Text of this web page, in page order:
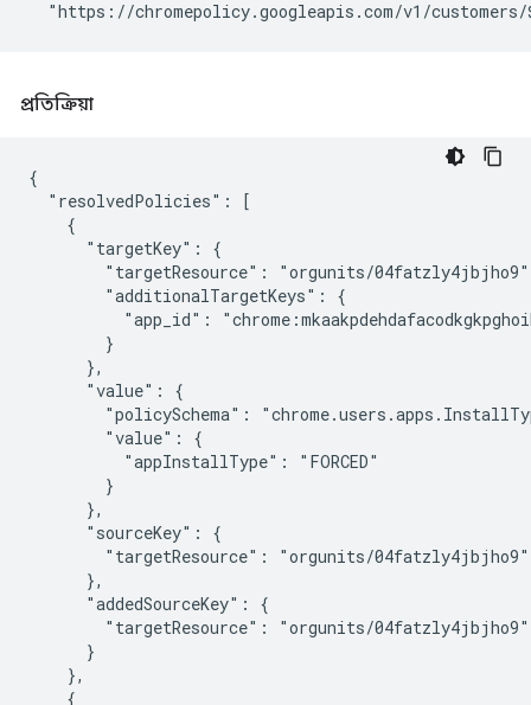
প্রতিক্রিয়া
{
  "resolvedPolicies": [
    {
      "targetKey": {
"targetResource": "orgunits/
        "additionalTargetKeys": {
"app_id":
        }
      },
      "value": {
"policySchema":
        "value": {
          "appInstallType": "FORCED"
        }
      },
      "sourceKey": {
        "targetResource": "orgunits/04fatzly4jbjho9"
      },
      "addedSourceKey": {
        "targetResource": "orgunits/04fatzly4jbjho9"
      }
    },
    {